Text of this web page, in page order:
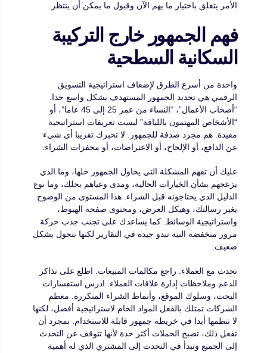
الأمر يتعلق باختيار ما يهم الآن وقبول ما يمكن أن ينتظر.
فهم الجمهور خارج التركيبة
السكانية السطحية
واحدة من أسرع الطرق لإضعاف استراتيجية التسويق
الرقمي هي تحديد الجمهور المستهدف بشكل واسع جدا.
“أصحاب الأعمال”، “النساء من عمر 25 إلى 45 عاما”، أو
“الأشخاص المهتمون باللياقة” ليست تعريفات استراتيجية
مفيدة. هم مجرد صدفة للجمهور. لا تخبرك تقريبا أي شيء
عن الدافع، أو الإلحاح، أو الاعتراضات، أو محفزات الشراء.
عليك أن تفهم المشكلة التي يحاول الجمهور حلها، وما الذي
يزعجهم بشأن الخيارات الحالية، ومدى وعياهم بحلك، وما نوع
الدليل الذي يحتاجونه قبل الشراء. هذا المستوى من الوضوح
يغير رسالتك، وهيكل العرض، ومحتوى صفحة الهبوط،
واستراتيجية الوسائط. كما يساعدك على تجنب جذب حركة
مرور منخفضة النية تبدو جيدة في التقارير لكنها تتحول بشكل
ضعيف.
تحدث مع العملاء. راجع مكالمات المبيعات. اطلع على تذاكر
الدعم وملاحظات إدارة علاقات العملاء. ادرس استفسارات
البحث، وسلوك الموقع، وأنماط الشراء المتكررة. معظم
الشركات تمتلك بالفعل المواد الخام لاستراتيجية أفضل، لكنها
لا تنظمها أبدا في خريطة جمهور قابلة للاستخدام. بمجرد أن
تفعل ذلك، تصبح الحملات أكثر حدة لأنها تتوقف عن التحدث
إلى الجميع وتبدأ في التحدث إلى المشتري الذي له أهمية